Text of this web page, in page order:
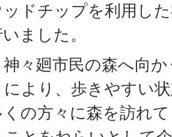
ドチップを利用し
ました。
々廻市民の森へ向
より、歩きやすい
の方々に森を訪れ